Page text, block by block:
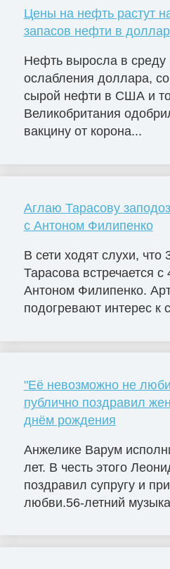
Цены на нефть растут
запасов нефти в
Нефть выросла в
ослабления доллара,
сырой нефти в США и
Великобритания
вакцину от корона...
Аглаю Тарасову
с Антоном Филипенко
В сети ходят слухи, что
Тарасова встречается
Антоном Филипенко.
подогревают интерес к
"Её невозможно не
публично поздравил
днём рождения
Анжелике Варум
лет. В честь этого
поздравил супругу и
любви.56-летний